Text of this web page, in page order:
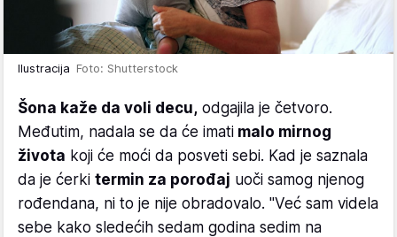
Ilustracija Foto: Shutterstock
Šona kaže da voli decu, odgajila je četvoro.
Međutim, nadala se da će imati malo mirnog
života koji će moći da posveti sebi. Kad je saznala
da je ćerki termin za porođaj uoči samog njenog
rođendana, ni to je nije obradovalo. "Već sam videla
sebe kako sledećih sedam godina sedim na